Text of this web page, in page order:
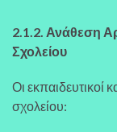
2.1.2. Ανάθεση
Σχολείου
Οι εκπαιδευτικοί
σχολείου: